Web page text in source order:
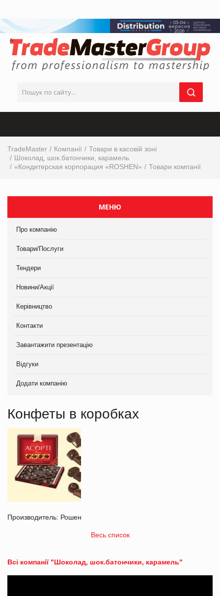
TradeMaster Компанії
Товари в касовій зоні
Шоколад, шок.батончики, карамель
«Кондитерская корпорация «ROSHEN»
Товари компанії
МЕНЮ
Про компанію
Товари/Послуги
Тендери
Новини/Акції
Керівництво
Контакти
Завантажити презентацію
Відгуки
Додати компанію
Конфеты в коробках
Производитель: Рошен
Весь список
Всі компанії "Шоколад, шок.батончики, карамель"